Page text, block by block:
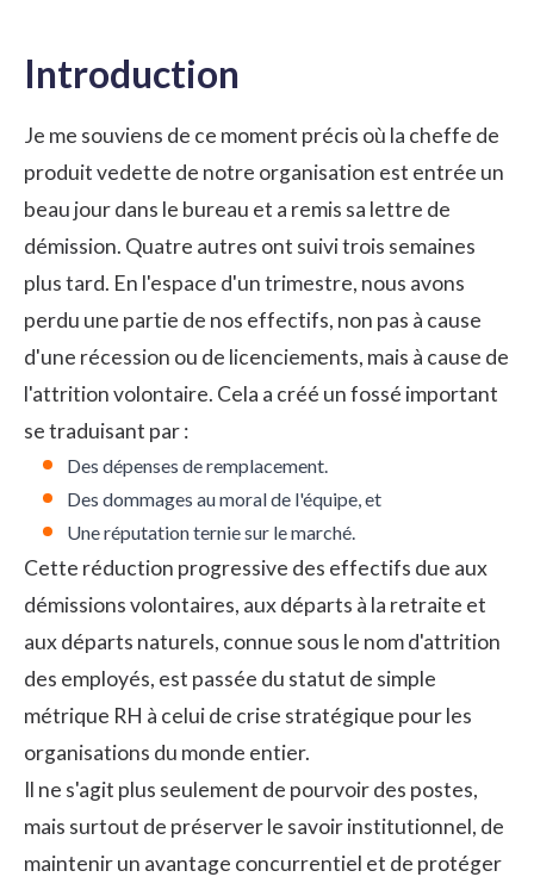
Introduction
Je me souviens de ce moment précis où la cheffe de
produit vedette de notre organisation est entrée un
beau jour dans le bureau et a remis sa lettre de
démission. Quatre autres ont suivi trois semaines
plus tard. En l'espace d'un trimestre, nous avons
perdu une partie de nos effectifs, non pas à cause
d'une récession ou de licenciements, mais à cause de
l'attrition volontaire. Cela a créé un fossé important
se traduisant par :
Des dépenses de remplacement.
Des dommages au moral de l'équipe, et
Une réputation ternie sur le marché.
Cette réduction progressive des effectifs due aux
démissions volontaires, aux départs à la retraite et
aux départs naturels, connue sous le nom d'attrition
des employés, est passée du statut de simple
métrique RH à celui de crise stratégique pour les
organisations du monde entier.
Il ne s'agit plus seulement de pourvoir des postes,
mais surtout de préserver le savoir institutionnel, de
maintenir un avantage concurrentiel et de protéger